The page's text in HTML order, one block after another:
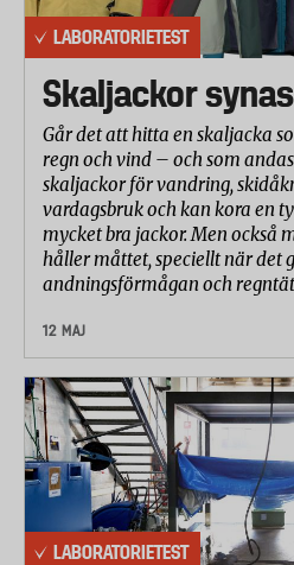
LABORATORIETEST
Skaljackor
Går det att hitta en skaljacka
regn och vind – och som
skaljackor för vandring,
vardagsbruk och kan kora en
mycket bra jackor. Men också
håller måttet, speciellt när det
andningsförmågan och
12 MAJ
LABORATORIETEST